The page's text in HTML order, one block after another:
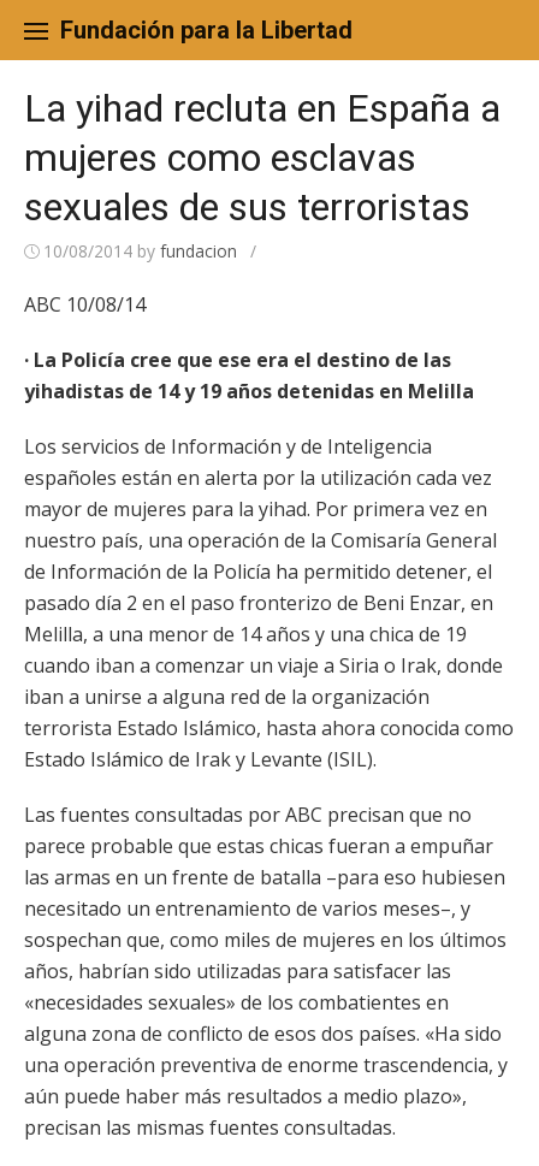
content
Fundación para la Libertad
La yihad recluta en España a
mujeres como esclavas
sexuales de sus terroristas
10/08/2014 by fundacion /
ABC 10/08/14
· La Policía cree que ese era el destino de las
yihadistas de 14 y 19 años detenidas en Melilla
Los servicios de Información y de Inteligencia
españoles están en alerta por la utilización cada vez
mayor de mujeres para la yihad. Por primera vez en
nuestro país, una operación de la Comisaría General
de Información de la Policía ha permitido detener, el
pasado día 2 en el paso fronterizo de Beni Enzar, en
Melilla, a una menor de 14 años y una chica de 19
cuando iban a comenzar un viaje a Siria o Irak, donde
iban a unirse a alguna red de la organización
terrorista Estado Islámico, hasta ahora conocida como
Estado Islámico de Irak y Levante (ISIL).
Las fuentes consultadas por ABC precisan que no
parece probable que estas chicas fueran a empuñar
las armas en un frente de batalla –para eso hubiesen
necesitado un entrenamiento de varios meses–, y
sospechan que, como miles de mujeres en los últimos
años, habrían sido utilizadas para satisfacer las
«necesidades sexuales» de los combatientes en
alguna zona de conflicto de esos dos países. «Ha sido
una operación preventiva de enorme trascendencia, y
aún puede haber más resultados a medio plazo»,
precisan las mismas fuentes consultadas.